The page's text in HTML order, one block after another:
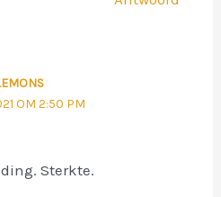
OM 2:50 PM
Sterkte.